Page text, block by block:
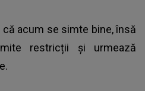
acum se simte bine, însă
restricții și urmează